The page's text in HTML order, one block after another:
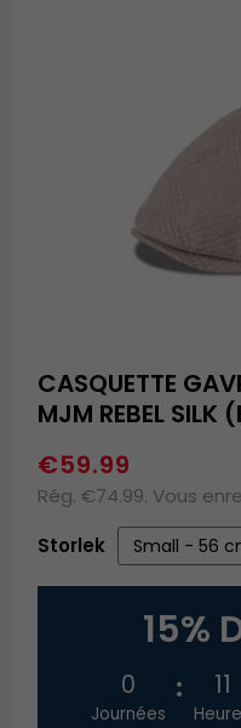
CASQUETTE
MJM REBEL SILK
€59.99
Rég. €74.99. Vous
Storlek
15%
0
Journées
11